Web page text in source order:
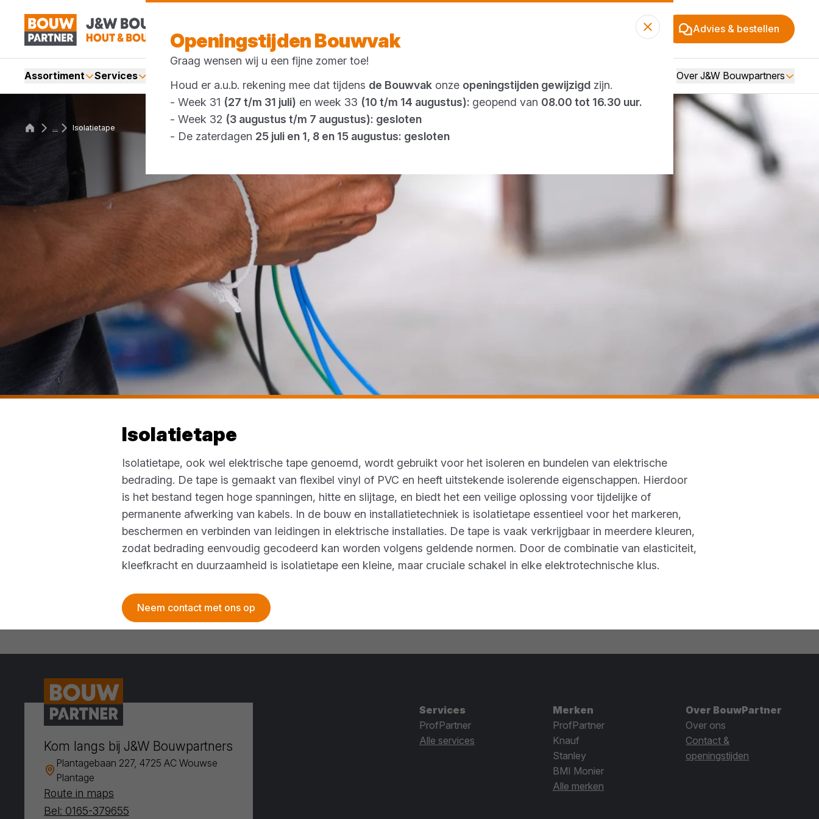
Advies & bestellen
Assortiment Services Over J&W Bouwpartners
... Isolatietape
Isolatietape
Isolatietape, ook wel elektrische tape genoemd, wordt gebruikt voor het isoleren en bundelen van elektrische
bedrading. De tape is gemaakt van flexibel vinyl of PVC en heeft uitstekende isolerende eigenschappen. Hierdoor
is het bestand tegen hoge spanningen, hitte en slijtage, en biedt het een veilige oplossing voor tijdelijke of
permanente afwerking van kabels. In de bouw en installatietechniek is isolatietape essentieel voor het markeren,
beschermen en verbinden van leidingen in elektrische installaties. De tape is vaak verkrijgbaar in meerdere kleuren,
zodat bedrading eenvoudig gecodeerd kan worden volgens geldende normen. Door de combinatie van elasticiteit,
kleefkracht en duurzaamheid is isolatietape een kleine, maar cruciale schakel in elke elektrotechnische klus.
Neem contact met ons op
Openingstijden Bouwvak
Graag wensen wij u een fijne zomer toe!
Houd er a.u.b. rekening mee dat tijdens de Bouwvak onze openingstijden gewijzigd zijn.
- Week 31 (27 t/m 31 juli) en week 33 (10 t/m 14 augustus): geopend van 08.00 tot 16.30 uur.
- Week 32 (3 augustus t/m 7 augustus): gesloten
- De zaterdagen 25 juli en 1, 8 en 15 augustus: gesloten
Kom langs bij J&W Bouwpartners
Plantagebaan 227, 4725 AC Wouwse
Plantage
Route in maps
Bel: 0165-379655
Services
ProfPartner
Alle services
Merken
ProfPartner
Knauf
Stanley
BMI Monier
Alle merken
Over BouwPartner
Over ons
Contact &
openingstijden